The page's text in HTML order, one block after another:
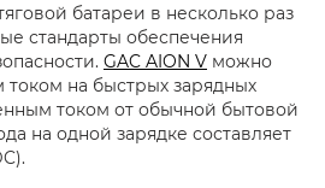
батареи в несколько раз
стандарты обеспечения
GAC AION V можно
током на быстрых зарядных
током от обычной бытовой
на одной зарядке составляет